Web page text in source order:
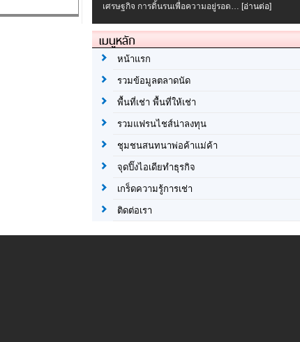
เศรษฐกิจ การดิ้นรนเพื่อความอยู่รอด… [อ่านต่อ]
เมนูหลัก
หน้าแรก
รวมข้อมูลตลาดนัด
พื้นที่เช่า พื้นที่ให้เช่า
รวมแฟรนไชส์น่าลงทุน
ชุมชนสนทนาพ่อค้าแม่ค้า
จุดปิ๊งไอเดียทำธุรกิจ
เกร็ดความรู้การเช่า
ติดต่อเรา